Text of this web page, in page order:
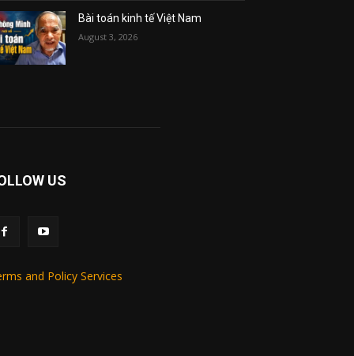
Bài toán kinh tế Việt Nam
August 3, 2026
US
and Policy Services